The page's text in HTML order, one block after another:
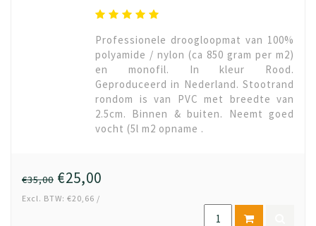
Professionele droogloopmat van 100%
polyamide / nylon (ca 850 gram per m2)
en monofil. In kleur Rood.
Geproduceerd in Nederland. Stootrand
rondom is van PVC met breedte van
2.5cm. Binnen & buiten. Neemt goed
vocht (5l m2 opname .
€35,00 €25,00
Excl. BTW: €20,66 /